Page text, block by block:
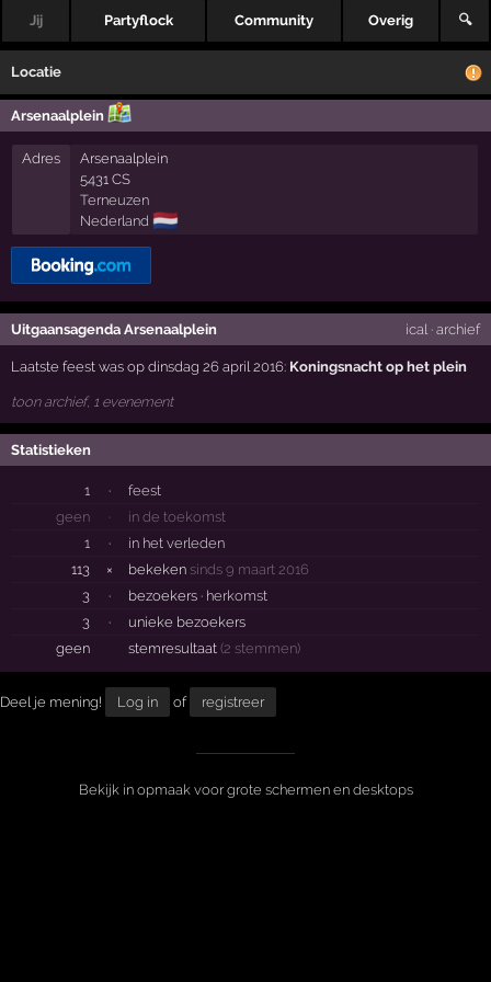
Jij Partyflock Community Overig 🔍
Locatie
Arsenaalplein
Adres
Arsenaalplein
5431 CS
Terneuzen
Nederland 🇳🇱
Uitgaansagenda Arsenaalplein ical · archief
Laatste feest was op dinsdag 26 april 2016: Koningsnacht op het plein
toon archief, 1 evenement
Statistieken
1 ·
feest
geen
·
in de toekomst
1
·
in het verleden
113
× bekeken sinds 9 maart 2016
3
· bezoekers · herkomst
3
·
unieke bezoekers
geen
stemresultaat(2 stemmen)
Deel je mening! Log in of registreer
Bekijk in opmaak voor grote schermen en desktops